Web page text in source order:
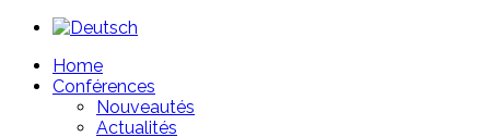
Home
Conférences
Nouveautés
Actualités
Year
Month
Year
Month